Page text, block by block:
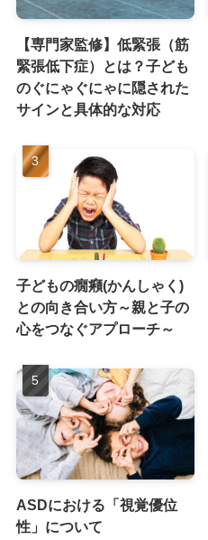
【専門家監修】低緊張（筋
緊張低下症）とは？子ども
のぐにゃぐにゃに隠された
サインと具体的な対応
子どもの癇癪(かんしゃく)
との向き合い方～親と子の
心をつなぐアプローチ～
ASDにおける「視覚優位
性」について